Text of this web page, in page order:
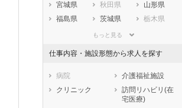
宮城県
秋田県
山形県
福島県
茨城県
栃木県
埼玉県
石川県
福井県
岐阜県
静岡県
愛知県
三重県
大阪府
もっと見る
仕事内容・施設形態から求人を探す
病院
介護福祉施設
クリニック
訪問リハビリ(在
宅医療)